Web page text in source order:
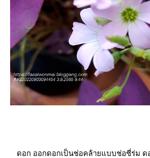
ดอก ออกดอกเป็นช่อคล้ายแบบช่อซี่ร่ม